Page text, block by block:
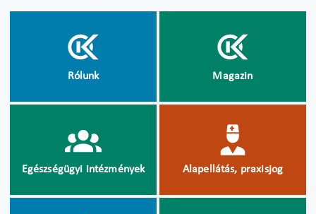
Rólunk Magazin
Egészségügyi intézmények Alapellátás, praxisjog